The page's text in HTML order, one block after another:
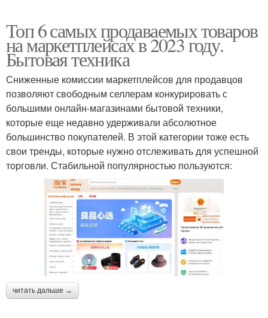
Топ 6 самых продаваемых товаров
на маркетплейсах в 2023 году.
Бытовая техника
Сниженные комиссии маркетплейсов для продавцов
позволяют свободным селлерам конкурировать с
большими онлайн-магазинами бытовой техники,
которые еще недавно удерживали абсолютное
большинство покупателей. В этой категории тоже есть
свои тренды, которые нужно отслеживать для успешной
торговли. Стабильной популярностью пользуются:
читать дальше →